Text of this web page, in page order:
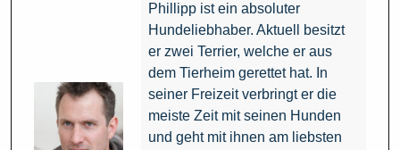
Phillipp ist ein absoluter
Hundeliebhaber. Aktuell besitzt
er zwei Terrier, welche er aus
dem Tierheim gerettet hat. In
seiner Freizeit verbringt er die
meiste Zeit mit seinen Hunden
und geht mit ihnen am liebsten